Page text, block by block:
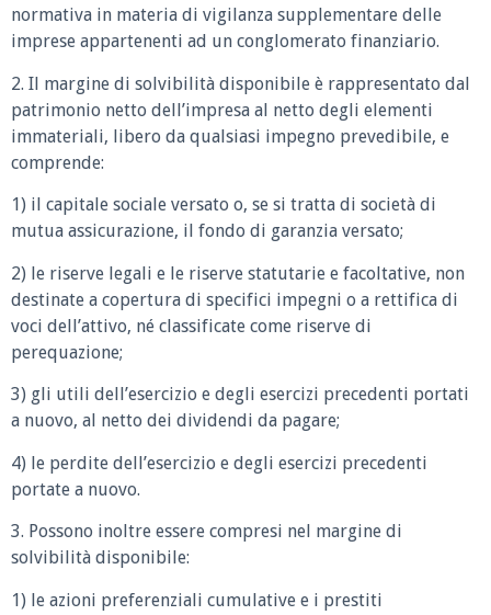
normativa in materia di vigilanza supplementare delle
imprese appartenenti ad un conglomerato finanziario.
2. Il margine di solvibilità disponibile è rappresentato dal
patrimonio netto dell’impresa al netto degli elementi
immateriali, libero da qualsiasi impegno prevedibile, e
comprende:
1) il capitale sociale versato o, se si tratta di società di
mutua assicurazione, il fondo di garanzia versato;
2) le riserve legali e le riserve statutarie e facoltative, non
destinate a copertura di specifici impegni o a rettifica di
voci dell’attivo, né classificate come riserve di
perequazione;
3) gli utili dell’esercizio e degli esercizi precedenti portati
a nuovo, al netto dei dividendi da pagare;
4) le perdite dell’esercizio e degli esercizi precedenti
portate a nuovo.
3. Possono inoltre essere compresi nel margine di
solvibilità disponibile:
1) le azioni preferenziali cumulative e i prestiti